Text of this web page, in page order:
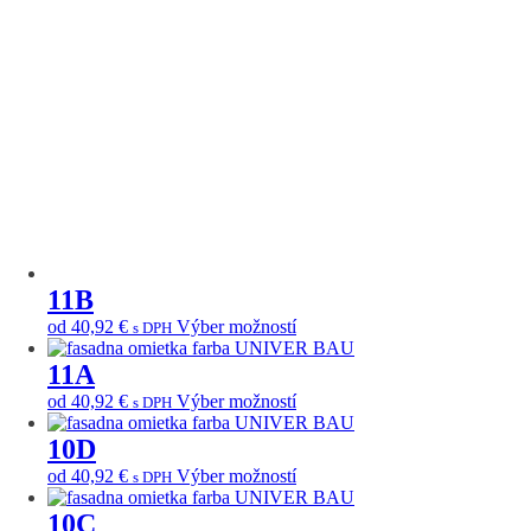
11B
od 40,92 € s DPH Výber možnostíTento
produkt
viacero
variantov.
Možnosti
môžete
vybrať
11A
od 40,92 € s DPH Výber možnostíTento
produkt
viacero
variantov.
Možnosti
10D
od 40,92 € s DPH Výber možnostíTento
produkt
10C